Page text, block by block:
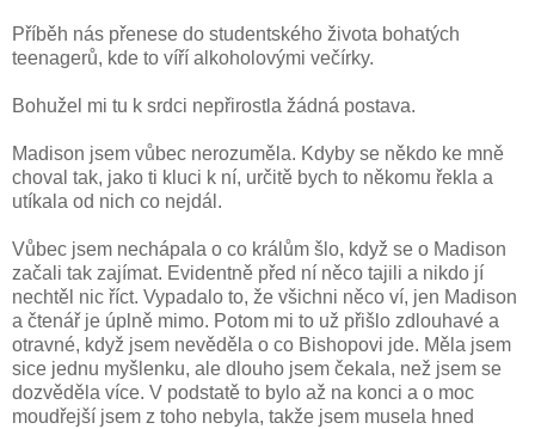
Příběh nás přenese do studentského života bohatých
teenagerů, kde to víří alkoholovými večírky.
Bohužel mi tu k srdci nepřirostla žádná postava.
Madison jsem vůbec nerozuměla. Kdyby se někdo ke mně
choval tak, jako ti kluci k ní, určitě bych to někomu řekla a
utíkala od nich co nejdál.
Vůbec jsem nechápala o co králům šlo, když se o Madison
začali tak zajímat. Evidentně před ní něco tajili a nikdo jí
nechtěl nic říct. Vypadalo to, že všichni něco ví, jen Madison
a čtenář je úplně mimo. Potom mi to už přišlo zdlouhavé a
otravné, když jsem nevěděla o co Bishopovi jde. Měla jsem
sice jednu myšlenku, ale dlouho jsem čekala, než jsem se
dozvěděla více. V podstatě to bylo až na konci a o moc
moudřejší jsem z toho nebyla, takže jsem musela hned